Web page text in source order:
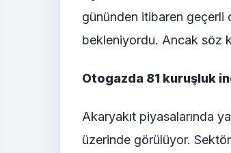
gününden itibaren geçerli
bekleniyordu. Ancak söz
Otogazda 81 kuruşluk
Akaryakıt piyasalarında
üzerinde görülüyor.